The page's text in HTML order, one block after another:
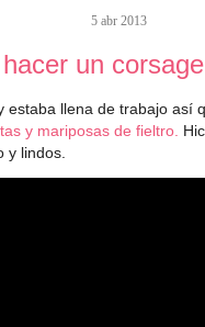
5 abr 2013
un
estaba llena de trabajo así
y mariposas de fieltro.
y lindos.